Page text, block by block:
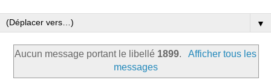
▼
Aucun message portant le libellé 1899.
Afficher tous les
messages